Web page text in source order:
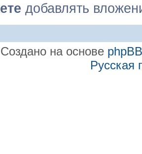
добавлять
Создано на основе phpBB
Русская